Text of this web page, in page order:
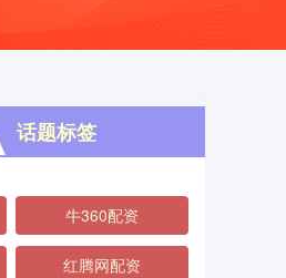
话题标签
牛360配资
红腾网配资